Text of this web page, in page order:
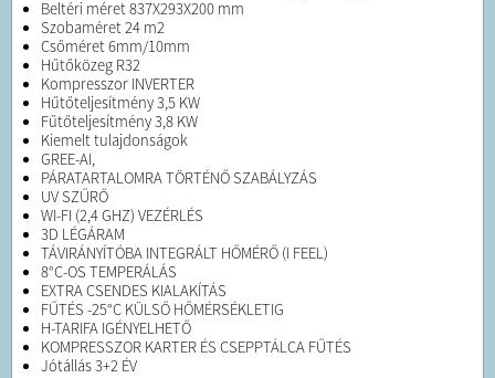
Beltéri méret 837X293X200 mm
Szobaméret 24 m2
Csőméret 6mm/10mm
Hűtőközeg R32
Kompresszor INVERTER
Hűtőteljesítmény 3,5 KW
Fűtőteljesítmény 3,8 KW
Kiemelt tulajdonságok
GREE-AI,
PÁRATARTALOMRA TÖRTÉNŐ SZABÁLYZÁS
UV SZŰRŐ
WI-FI (2,4 GHZ) VEZÉRLÉS
3D LÉGÁRAM
TÁVIRÁNYÍTÓBA INTEGRÁLT HŐMÉRŐ (I FEEL)
8°C-OS TEMPERÁLÁS
EXTRA CSENDES KIALAKÍTÁS
FŰTÉS -25°C KÜLSŐ HŐMÉRSÉKLETIG
H-TARIFA IGÉNYELHETŐ
KOMPRESSZOR KARTER ÉS CSEPPTÁLCA FŰTÉS
Jótállás 3+2 ÉV